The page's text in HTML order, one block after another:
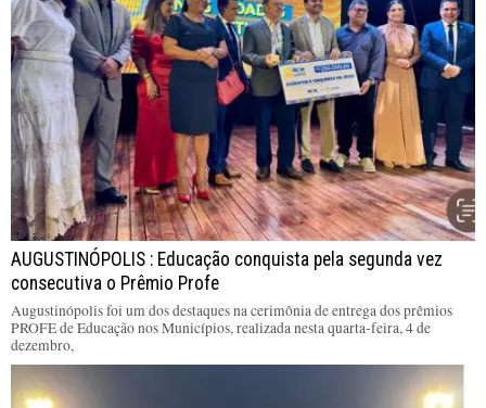
AUGUSTINÓPOLIS : Educação conquista pela segunda vez
consecutiva o Prêmio Profe
Augustinópolis foi um dos destaques na cerimônia de entrega dos prêmios
PROFE de Educação nos Municípios, realizada nesta quarta-feira, 4 de
dezembro,